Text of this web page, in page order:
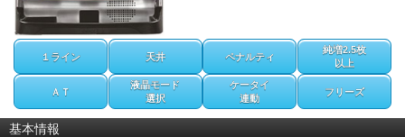
１ライン 天井 ペナルティ
純増2.5枚
以上
ＡＴ
液晶モード
選択
ケータイ
連動
フリーズ
基本情報